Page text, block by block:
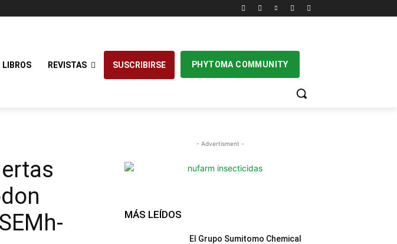
LIBROS REVISTAS SUSCRIBIRSE PHYTOMA COMMUNITY
- Advertisment -
MÁS LEÍDOS
El Grupo Sumitomo Chemical